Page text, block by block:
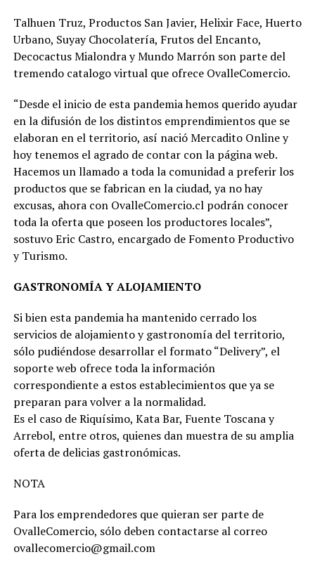
Talhuen Truz, Productos San Javier, Helixir Face, Huerto
Urbano, Suyay Chocolatería, Frutos del Encanto,
Decocactus Mialondra y Mundo Marrón son parte del
tremendo catalogo virtual que ofrece OvalleComercio.
“Desde el inicio de esta pandemia hemos querido ayudar
en la difusión de los distintos emprendimientos que se
elaboran en el territorio, así nació Mercadito Online y
hoy tenemos el agrado de contar con la página web.
Hacemos un llamado a toda la comunidad a preferir los
productos que se fabrican en la ciudad, ya no hay
excusas, ahora con OvalleComercio.cl podrán conocer
toda la oferta que poseen los productores locales”,
sostuvo Eric Castro, encargado de Fomento Productivo
y Turismo.
GASTRONOMÍA Y ALOJAMIENTO
Si bien esta pandemia ha mantenido cerrado los
servicios de alojamiento y gastronomía del territorio,
sólo pudiéndose desarrollar el formato “Delivery”, el
soporte web ofrece toda la información
correspondiente a estos establecimientos que ya se
preparan para volver a la normalidad.
Es el caso de Riquísimo, Kata Bar, Fuente Toscana y
Arrebol, entre otros, quienes dan muestra de su amplia
oferta de delicias gastronómicas.
NOTA
Para los emprendedores que quieran ser parte de
OvalleComercio, sólo deben contactarse al correo
ovallecomercio@gmail.com